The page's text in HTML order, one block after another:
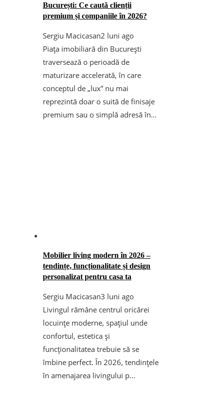
București: Ce caută clienții
premium și companiile în 2026?
Sergiu Macicasan2 luni ago
Piața imobiliară din București
traversează o perioadă de
maturizare accelerată, în care
conceptul de „lux” nu mai
reprezintă doar o suită de finisaje
premium sau o simplă adresă în...
Mobilier living modern în 2026 –
tendințe, funcționalitate și design
personalizat pentru casa ta
Sergiu Macicasan3 luni ago
Livingul rămâne centrul oricărei
locuințe moderne, spațiul unde
confortul, estetica și
funcționalitatea trebuie să se
îmbine perfect. În 2026, tendințele
în amenajarea livingului p...